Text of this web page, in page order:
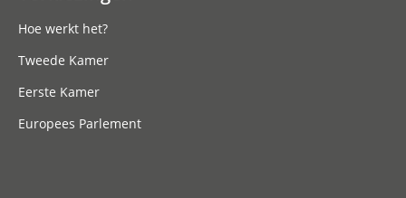
Hoe werkt het?
Tweede Kamer
Eerste Kamer
Europees Parlement